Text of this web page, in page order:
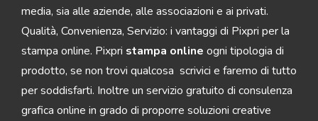
media, sia alle aziende, alle associazioni e ai privati.
Qualità, Convenienza, Servizio: i vantaggi di Pixpri per la
stampa online. Pixpri stampa online ogni tipologia di
prodotto, se non trovi qualcosa scrivici e faremo di tutto
per soddisfarti. Inoltre un servizio gratuito di consulenza
grafica online in grado di proporre soluzioni creative